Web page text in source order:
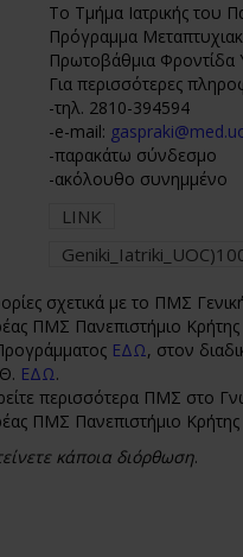
Το Τμήμα Ιατρικής του
Πρόγραμμα
Πρωτοβάθμια Φροντίδα
Για περισσότερες
-τηλ. 2810-394594
-e-mail:
-παρακάτω σύνδεσμο
-ακόλουθο συνημμένο
LINK
σχετικά με το ΠΜΣ
ΠΜΣ Πανεπιστήμιο Κρήτης
ΕΔΩ, στον
ΕΔΩ.
περισσότερα ΠΜΣ στο
ΠΜΣ Πανεπιστήμιο Κρήτης
κάποια διόρθωση.